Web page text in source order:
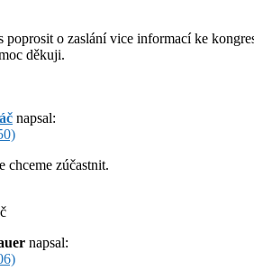
poprosit o zaslání vice informací ke
děkuji.
napsal:
chceme zúčastnit.
napsal: